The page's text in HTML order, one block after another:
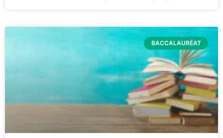
BACCALAURÉAT